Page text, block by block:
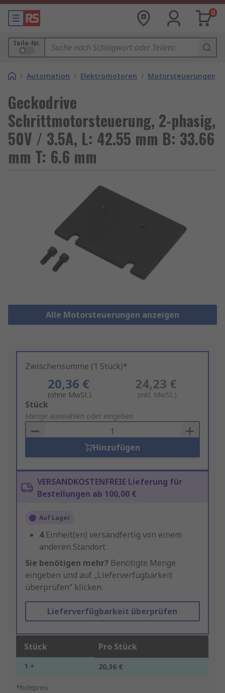
0
Teile-Nr.
/ Automation / Elektromotoren / Motorsteuerungen
Geckodrive
Schrittmotorsteuerung, 2-phasig,
50V / 3.5A, L: 42.55 mm B: 33.66
mm T: 6.6 mm
Alle Motorsteuerungen anzeigen
Zwischensumme (1 Stück)*
20,36 €
(ohne MwSt.)
24,23 €
(inkl. MwSt.)
Add
to
Basket
Stück
Menge auswählen oder eingeben
Hinzufügen
VERSANDKOSTENFREIE Lieferung für
Bestellungen ab 100,00 €
Auf Lager
4 Einheit(en) versandfertig von einem
anderen Standort
Sie benötigen mehr? Benötigte Menge
eingeben und auf „Lieferverfügbarkeit
überprüfen“ klicken.
Lieferverfügbarkeit überprüfen
Stück Pro Stück
1 + 20,36 €
*Richtpreis